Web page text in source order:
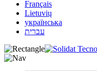
Français
Lietuvių
українська
עברית